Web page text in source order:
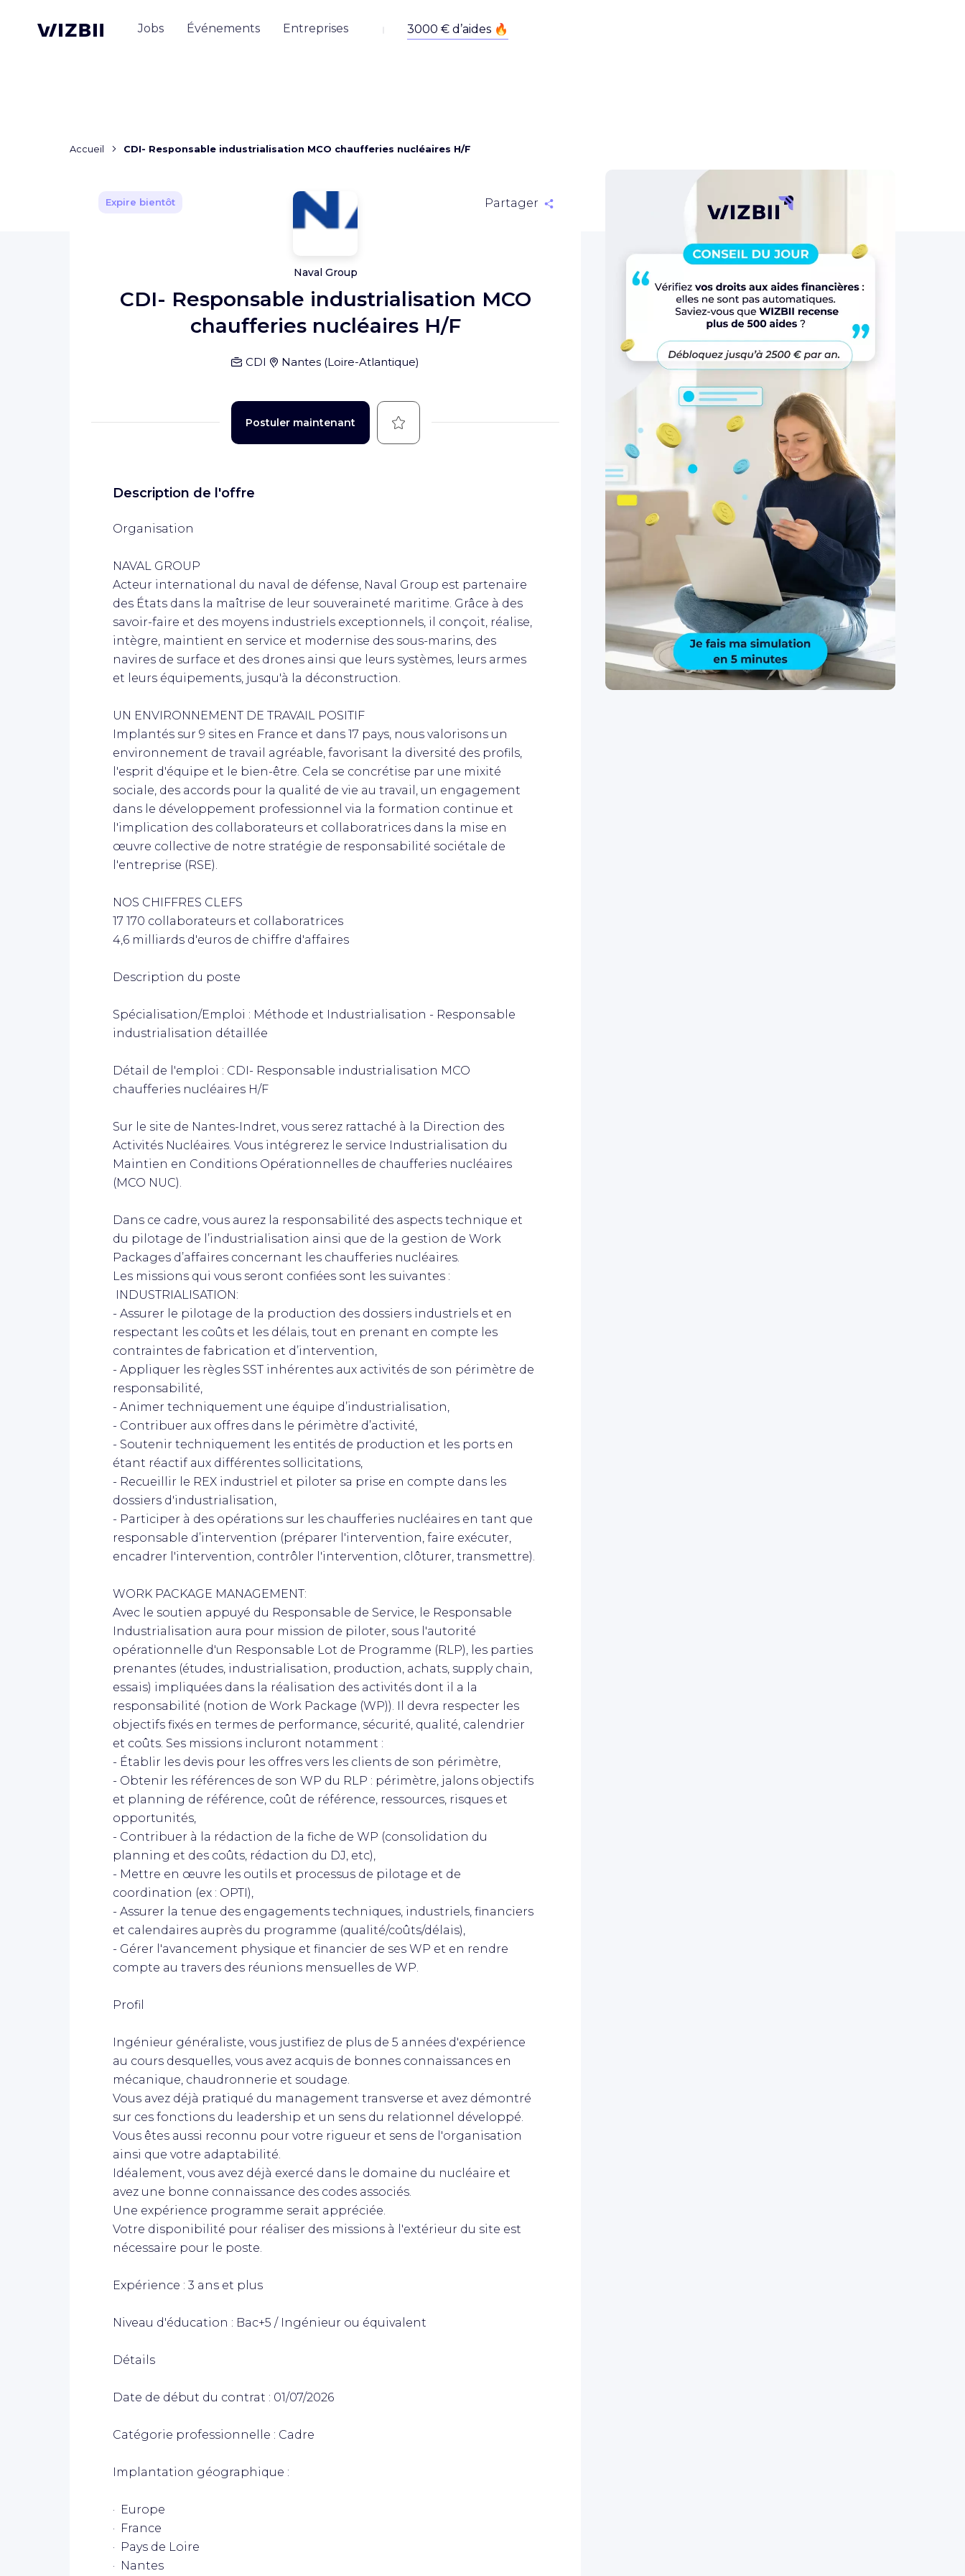
Jobs Événements Entreprises
Accueil CDI- Responsable industrialisation MCO chaufferies nucléaires H/F
Expire bientôt Partager
Naval Group
CDI- Responsable industrialisation MCO
chaufferies nucléaires H/F
CDI Nantes(Loire-Atlantique)
Postuler maintenant Sauvegarder
Description de l'offre
Organisation
NAVAL GROUP
Acteur international du naval de défense, Naval Group est partenaire
des États dans la maîtrise de leur souveraineté maritime. Grâce à des
savoir-faire et des moyens industriels exceptionnels, il conçoit, réalise,
intègre, maintient en service et modernise des sous-marins, des
navires de surface et des drones ainsi que leurs systèmes, leurs armes
et leurs équipements, jusqu'à la déconstruction.
UN ENVIRONNEMENT DE TRAVAIL POSITIF
Implantés sur 9 sites en France et dans 17 pays, nous valorisons un
environnement de travail agréable, favorisant la diversité des profils,
l'esprit d'équipe et le bien-être. Cela se concrétise par une mixité
sociale, des accords pour la qualité de vie au travail, un engagement
dans le développement professionnel via la formation continue et
l'implication des collaborateurs et collaboratrices dans la mise en
œuvre collective de notre stratégie de responsabilité sociétale de
l'entreprise (RSE).
NOS CHIFFRES CLEFS
17 170 collaborateurs et collaboratrices
4,6 milliards d'euros de chiffre d'affaires
Description du poste
Spécialisation/Emploi : Méthode et Industrialisation - Responsable
industrialisation détaillée
Détail de l'emploi : CDI- Responsable industrialisation MCO
chaufferies nucléaires H/F
Sur le site de Nantes-Indret, vous serez rattaché à la Direction des
Activités Nucléaires. Vous intégrerez le service Industrialisation du
Maintien en Conditions Opérationnelles de chaufferies nucléaires
(MCO NUC).
Dans ce cadre, vous aurez la responsabilité des aspects technique et
du pilotage de l’industrialisation ainsi que de la gestion de Work
Packages d’affaires concernant les chaufferies nucléaires.
Les missions qui vous seront confiées sont les suivantes :
INDUSTRIALISATION:
- Assurer le pilotage de la production des dossiers industriels et en
respectant les coûts et les délais, tout en prenant en compte les
contraintes de fabrication et d’intervention,
- Appliquer les règles SST inhérentes aux activités de son périmètre de
responsabilité,
- Animer techniquement une équipe d’industrialisation,
- Contribuer aux offres dans le périmètre d’activité,
- Soutenir techniquement les entités de production et les ports en
étant réactif aux différentes sollicitations,
- Recueillir le REX industriel et piloter sa prise en compte dans les
dossiers d'industrialisation,
- Participer à des opérations sur les chaufferies nucléaires en tant que
responsable d’intervention (préparer l'intervention, faire exécuter,
encadrer l'intervention, contrôler l'intervention, clôturer, transmettre).
WORK PACKAGE MANAGEMENT:
Avec le soutien appuyé du Responsable de Service, le Responsable
Industrialisation aura pour mission de piloter, sous l'autorité
opérationnelle d'un Responsable Lot de Programme (RLP), les parties
prenantes (études, industrialisation, production, achats, supply chain,
essais) impliquées dans la réalisation des activités dont il a la
responsabilité (notion de Work Package (WP)). Il devra respecter les
objectifs fixés en termes de performance, sécurité, qualité, calendrier
et coûts. Ses missions incluront notamment :
- Établir les devis pour les offres vers les clients de son périmètre,
- Obtenir les références de son WP du RLP : périmètre, jalons objectifs
et planning de référence, coût de référence, ressources, risques et
opportunités,
- Contribuer à la rédaction de la fiche de WP (consolidation du
planning et des coûts, rédaction du DJ, etc),
- Mettre en œuvre les outils et processus de pilotage et de
coordination (ex : OPTI),
- Assurer la tenue des engagements techniques, industriels, financiers
et calendaires auprès du programme (qualité/coûts/délais),
- Gérer l'avancement physique et financier de ses WP et en rendre
compte au travers des réunions mensuelles de WP.
Profil
Ingénieur généraliste, vous justifiez de plus de 5 années d'expérience
au cours desquelles, vous avez acquis de bonnes connaissances en
mécanique, chaudronnerie et soudage.
Vous avez déjà pratiqué du management transverse et avez démontré
sur ces fonctions du leadership et un sens du relationnel développé.
Vous êtes aussi reconnu pour votre rigueur et sens de l'organisation
ainsi que votre adaptabilité.
Idéalement, vous avez déjà exercé dans le domaine du nucléaire et
avez une bonne connaissance des codes associés.
Une expérience programme serait appréciée.
Votre disponibilité pour réaliser des missions à l'extérieur du site est
nécessaire pour le poste.
Expérience : 3 ans et plus
Niveau d'éducation : Bac+5 / Ingénieur ou équivalent
Détails
Date de début du contrat : 01/07/2026
Catégorie professionnelle : Cadre
Implantation géographique :
· Europe
· France
· Pays de Loire
· Nantes